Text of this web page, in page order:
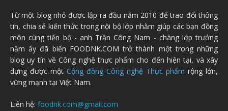
Từ một blog nhỏ được lập ra đầu năm 2010 để trao đổi thông
tin, chia sẻ kiến thức trong nội bộ lớp nhằm giúp các bạn đồng
môn cùng tiến bộ - anh Trần Công Nam - chàng lớp trưởng
năm ấy đã biến FOODNK.COM trở thành một trong những
blog uy tín về Công nghệ thực phẩm cho đến hiện tại, và xây
dựng được một Cộng đồng Công nghệ Thực phẩm rộng lớn,
vững mạnh tại Việt Nam.
Liên hệ: foodnk.com@gmail.com